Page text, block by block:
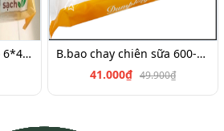
Bánh bao nhân thịt bò 6*45g
B.bao chay chiên sữa 600-700g
41.000₫ 49.900₫